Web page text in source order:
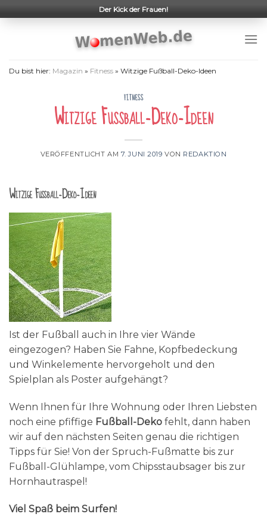
to
Der Kick der Frauen!
Du bist hier: Magazin » Fitness » Witzige Fußball-Deko-Ideen
FITNESS
Witzige Fußball-Deko-Ideen
VERÖFFENTLICHT AM 7. JUNI 2019 VON REDAKTION
Witzige Fußball-Deko-Ideen
Ist der Fußball auch in Ihre vier Wände
eingezogen? Haben Sie Fahne, Kopfbedeckung
und Winkelemente hervorgeholt und den
Spielplan als Poster aufgehängt?
Wenn Ihnen für Ihre Wohnung oder Ihren Liebsten
noch eine pfiffige Fußball-Deko fehlt, dann haben
wir auf den nächsten Seiten genau die richtigen
Tipps für Sie! Von der Spruch-Fußmatte bis zur
Fußball-Glühlampe, vom Chipsstaubsager bis zur
Hornhautraspel!
Viel Spaß beim Surfen!